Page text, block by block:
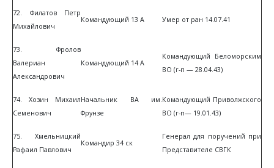
72. Филатов Петр
Михайлович
Командующий 13 А Умер от ран 14.07.41
73. Фролов
Валериан
Александрович
Командующий 14 А
Командующий Беломорским
ВО (г-п — 28.04.43)
74. Хозин Михаил
Семенович
Начальник ВА им.
Фрунзе
Командующий Приволжского
ВО (г-п— 19.01.43)
75. Хмельницкий
Рафаил Павлович
Командир 34 ск
Генерал для поручений при
Представителе СВГК